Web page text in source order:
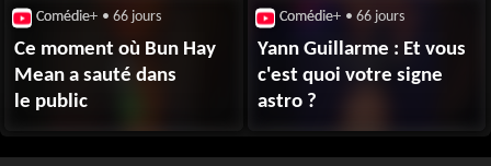
Comédie+ • 66 jours
Ce moment où Bun Hay
Mean a sauté dans
le public
Comédie+ • 66 jours
Yann Guillarme : Et vous
c'est quoi votre signe
astro ?